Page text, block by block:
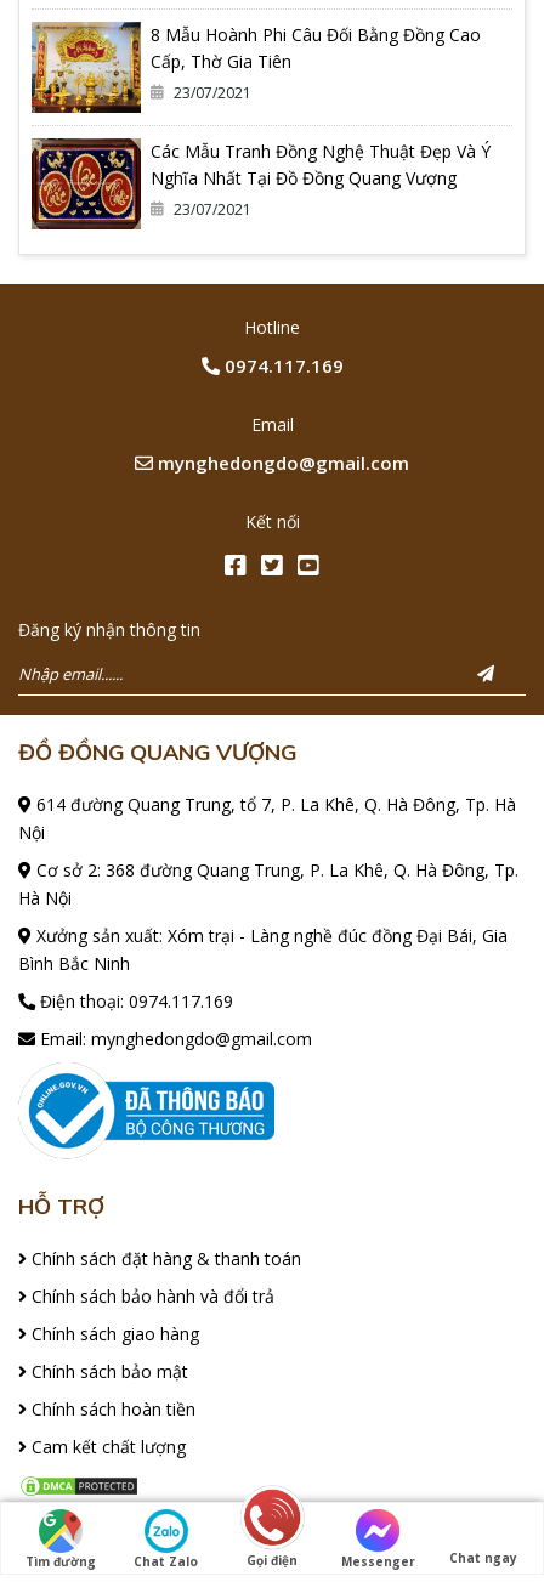
8 Mẫu Hoành Phi Câu Đối Bằng Đồng Cao
Cấp, Thờ Gia Tiên
23/07/2021
Các Mẫu Tranh Đồng Nghệ Thuật Đẹp Và Ý
Nghĩa Nhất Tại Đồ Đồng Quang Vượng
23/07/2021
Hotline
0974.117.169
Email
mynghedongdo@gmail.com
Kết nối
Đăng ký nhận thông tin
ĐỒ ĐỒNG QUANG VƯỢNG
614 đường Quang Trung, tổ 7, P. La Khê, Q. Hà Đông, Tp. Hà
Nội
Cơ sở 2: 368 đường Quang Trung, P. La Khê, Q. Hà Đông, Tp.
Hà Nội
Xưởng sản xuất: Xóm trại - Làng nghề đúc đồng Đại Bái, Gia
Bình Bắc Ninh
Điện thoại: 0974.117.169
Email: mynghedongdo@gmail.com
HỖ TRỢ
Chính sách đặt hàng & thanh toán
Chính sách bảo hành và đổi trả
Chính sách giao hàng
Chính sách bảo mật
Chính sách hoàn tiền
Cam kết chất lượng
FACEBOOK
Tìm đường Chat Zalo Gọi điện Messenger Chat ngay